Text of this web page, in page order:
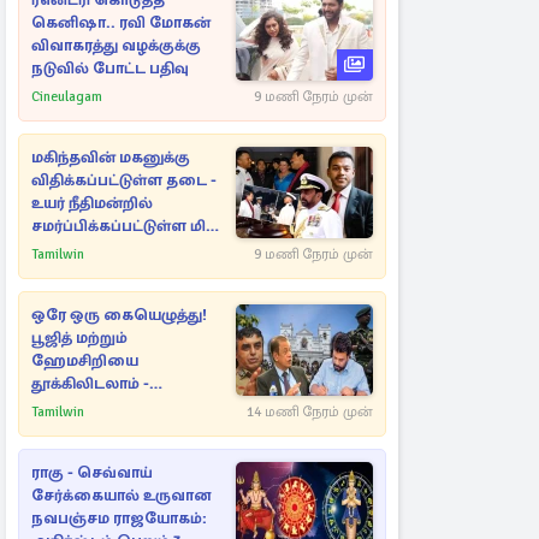
கெனிஷா.. ரவி மோகன்
விவாகரத்து வழக்குக்கு
நடுவில் போட்ட பதிவு
Cineulagam 9 மணி நேரம் முன்
மகிந்தவின் மகனுக்கு
விதிக்கப்பட்டுள்ள தடை -
உயர் நீதிமன்றில்
சமர்ப்பிக்கப்பட்டுள்ள மிக
முக்கிய ஆவணங்கள்!
Tamilwin 9 மணி நேரம் முன்
ஒரே ஒரு கையெழுத்து!
பூஜித் மற்றும்
ஹேமசிறியை
தூக்கிலிடலாம் -
அநுரவுக்குச் சென்ற
Tamilwin 14 மணி நேரம் முன்
ராகு - செவ்வாய்
சேர்க்கையால் உருவான
நவபஞ்சம ராஜயோகம்: